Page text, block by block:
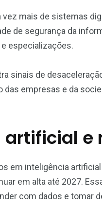
mais de sistemas
de segurança da
especializações.
sinais de
das empresas e da
e
em inteligência
em alta até 2027.
com dados e tomar